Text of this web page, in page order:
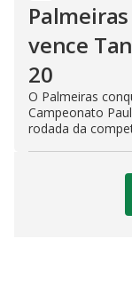
vence
20
O Palmeiras
Campeonato
rodada da